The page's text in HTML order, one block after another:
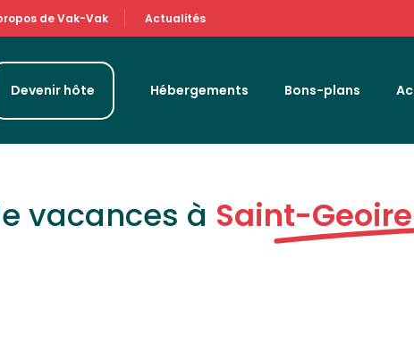
de Vak-Vak Actualités
Devenir hôte Hébergements Bons-plans
vacances à Saint-